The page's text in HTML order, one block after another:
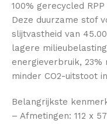
100% gerecycled
Deze duurzame stof
slijtvastheid van
lagere
energieverbruik,
minder CO2-uitstoot
Belangrijkste
– Afmetingen: 112 x